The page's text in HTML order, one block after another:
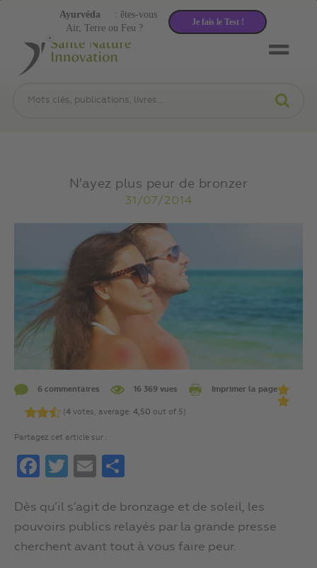
N’ayez plus peur de bronzer
31/07/2014
6 commentaires 16 369 vues Imprimer la page
(4 votes, average: 4,50 out of 5)
Partagez cet article sur :
FacebookTwitterEmail
Dès qu’il s’agit de bronzage et de soleil, les
pouvoirs publics relayés par la grande presse
cherchent avant tout à vous faire peur.
Air, Terre ou Feu ?
Ayurvéda : êtes-vous
Je fais le Test !